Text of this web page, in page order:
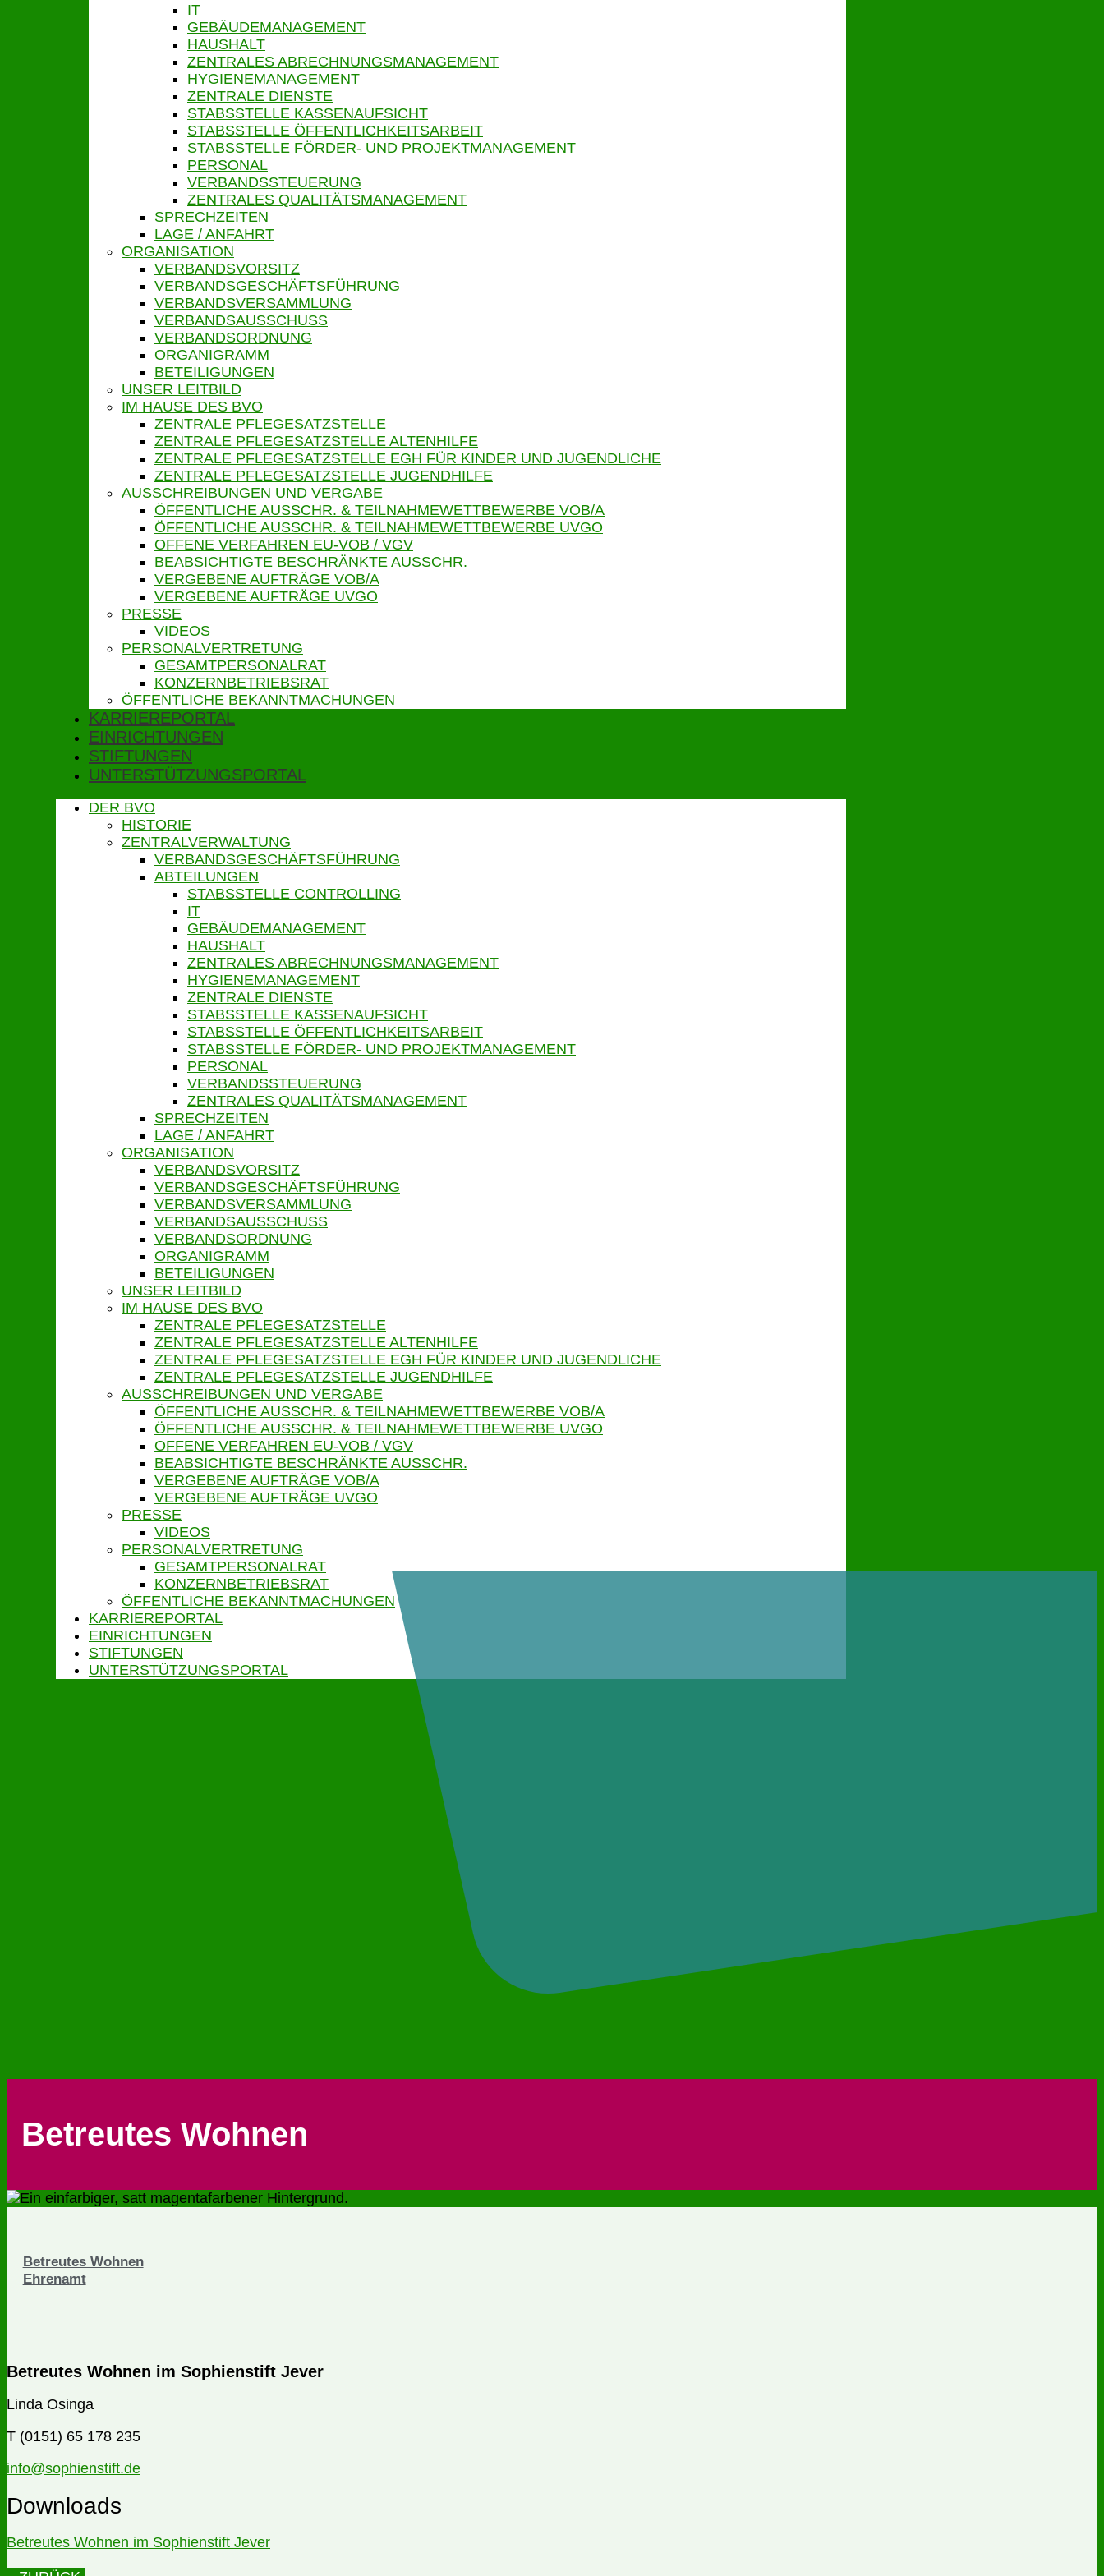
IT
GEBÄUDEMANAGEMENT
HAUSHALT
ZENTRALES ABRECHNUNGSMANAGEMENT
HYGIENEMANAGEMENT
ZENTRALE DIENSTE
STABSSTELLE KASSENAUFSICHT
STABSSTELLE ÖFFENTLICHKEITSARBEIT
STABSSTELLE FÖRDER- UND PROJEKTMANAGEMENT
PERSONAL
VERBANDSSTEUERUNG
ZENTRALES QUALITÄTSMANAGEMENT
SPRECHZEITEN
LAGE / ANFAHRT
ORGANISATION
VERBANDSVORSITZ
VERBANDSGESCHÄFTSFÜHRUNG
VERBANDSVERSAMMLUNG
VERBANDSAUSSCHUSS
VERBANDSORDNUNG
ORGANIGRAMM
BETEILIGUNGEN
UNSER LEITBILD
IM HAUSE DES BVO
ZENTRALE PFLEGESATZSTELLE
ZENTRALE PFLEGESATZSTELLE ALTENHILFE
ZENTRALE PFLEGESATZSTELLE EGH FÜR KINDER UND JUGENDLICHE
ZENTRALE PFLEGESATZSTELLE JUGENDHILFE
AUSSCHREIBUNGEN UND VERGABE
ÖFFENTLICHE AUSSCHR. & TEILNAHMEWETTBEWERBE VOB/A
ÖFFENTLICHE AUSSCHR. & TEILNAHMEWETTBEWERBE UVGO
OFFENE VERFAHREN EU-VOB / VGV
BEABSICHTIGTE BESCHRÄNKTE AUSSCHR.
VERGEBENE AUFTRÄGE VOB/A
VERGEBENE AUFTRÄGE UVGO
PRESSE
VIDEOS
PERSONALVERTRETUNG
GESAMTPERSONALRAT
KONZERNBETRIEBSRAT
ÖFFENTLICHE BEKANNTMACHUNGEN
KARRIEREPORTAL
EINRICHTUNGEN
STIFTUNGEN
UNTERSTÜTZUNGSPORTAL
DER BVO
HISTORIE
ZENTRALVERWALTUNG
VERBANDSGESCHÄFTSFÜHRUNG
ABTEILUNGEN
STABSSTELLE CONTROLLING
IT
GEBÄUDEMANAGEMENT
HAUSHALT
ZENTRALES ABRECHNUNGSMANAGEMENT
HYGIENEMANAGEMENT
ZENTRALE DIENSTE
STABSSTELLE KASSENAUFSICHT
STABSSTELLE ÖFFENTLICHKEITSARBEIT
STABSSTELLE FÖRDER- UND PROJEKTMANAGEMENT
PERSONAL
VERBANDSSTEUERUNG
ZENTRALES QUALITÄTSMANAGEMENT
SPRECHZEITEN
LAGE / ANFAHRT
ORGANISATION
VERBANDSVORSITZ
VERBANDSGESCHÄFTSFÜHRUNG
VERBANDSVERSAMMLUNG
VERBANDSAUSSCHUSS
VERBANDSORDNUNG
ORGANIGRAMM
BETEILIGUNGEN
UNSER LEITBILD
IM HAUSE DES BVO
ZENTRALE PFLEGESATZSTELLE
ZENTRALE PFLEGESATZSTELLE ALTENHILFE
ZENTRALE PFLEGESATZSTELLE EGH FÜR KINDER UND JUGENDLICHE
ZENTRALE PFLEGESATZSTELLE JUGENDHILFE
AUSSCHREIBUNGEN UND VERGABE
ÖFFENTLICHE AUSSCHR. & TEILNAHMEWETTBEWERBE VOB/A
ÖFFENTLICHE AUSSCHR. & TEILNAHMEWETTBEWERBE UVGO
OFFENE VERFAHREN EU-VOB / VGV
BEABSICHTIGTE BESCHRÄNKTE AUSSCHR.
VERGEBENE AUFTRÄGE VOB/A
VERGEBENE AUFTRÄGE UVGO
PRESSE
VIDEOS
PERSONALVERTRETUNG
GESAMTPERSONALRAT
KONZERNBETRIEBSRAT
ÖFFENTLICHE BEKANNTMACHUNGEN
KARRIEREPORTAL
EINRICHTUNGEN
STIFTUNGEN
UNTERSTÜTZUNGSPORTAL
Betreutes Wohnen
Betreutes Wohnen
Ehrenamt
Betreutes Wohnen im Sophienstift Jever
Linda Osinga
T (0151) 65 178 235
info@sophienstift.de
Downloads
Betreutes Wohnen im Sophienstift Jever